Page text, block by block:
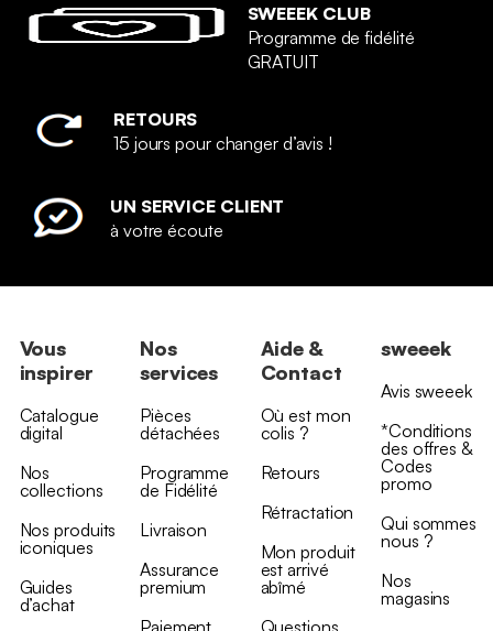
SWEEEK CLUB
Programme de fidélité
GRATUIT
RETOURS
15 jours pour changer d’avis !
UN SERVICE CLIENT
à votre écoute
Vous
inspirer
Catalogue
digital
Nos
collections
Nos produits
iconiques
Guides
d’achat
Nos
services
Pièces
détachées
Programme
de Fidélité
Livraison
Assurance
premium
Paiement
Aide &
Contact
Où est mon
colis ?
Retours
Rétractation
Mon produit
est arrivé
abîmé
Questions
sweeek
Avis sweeek
*Conditions
des offres &
Codes
promo
Qui sommes
nous ?
Nos
magasins